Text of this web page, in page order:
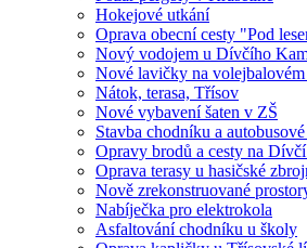
Hokejové utkání
Oprava obecní cesty "Pod
Nový vodojem u Dívčího
Nové lavičky na
Nátok, terasa, Třísov
Nové vybavení šaten v ZŠ
Stavba chodníku a
Opravy brodů a cesty na
Oprava terasy u hasičské
Nově zrekonstruované
Nabíječka pro elektrokola
Asfaltování chodníku u školy